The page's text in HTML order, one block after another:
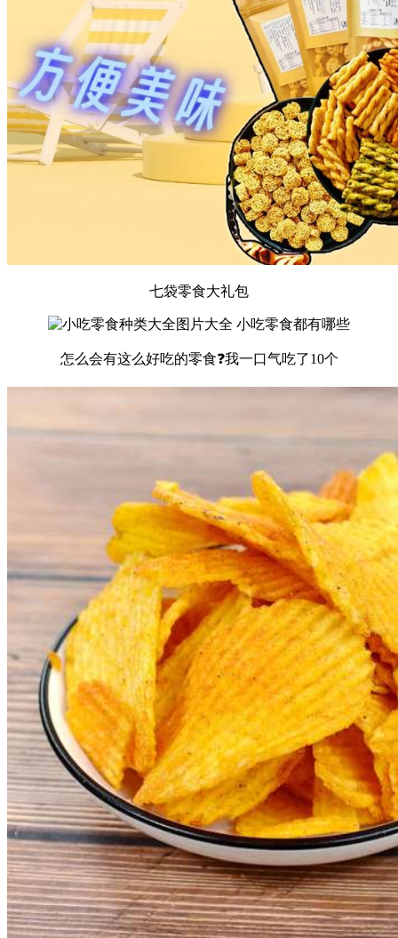
七袋零食大礼包
怎么会有这么好吃的零食❓我一口气吃了10个